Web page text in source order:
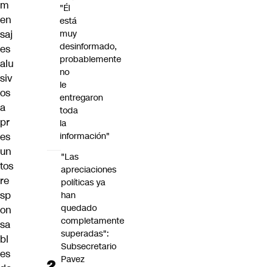
m
en
saj
es
alu
siv
os
a
pr
es
un
tos
re
sp
on
sa
bl
es
"Él
está
muy
desinformado,
probablemente
no
le
entregaron
toda
la
información"
"Las
apreciaciones
políticas ya
han
quedado
completamente
superadas":
Subsecretario
Pavez